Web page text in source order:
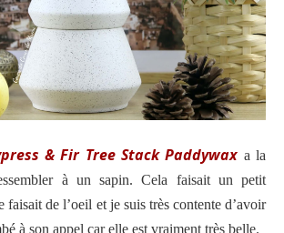
& Fir Tree Stack Paddywax a la
à un sapin. Cela faisait un petit
faisait de l’oeil et je suis très contente d’avoir
à son appel car elle est vraiment très belle.